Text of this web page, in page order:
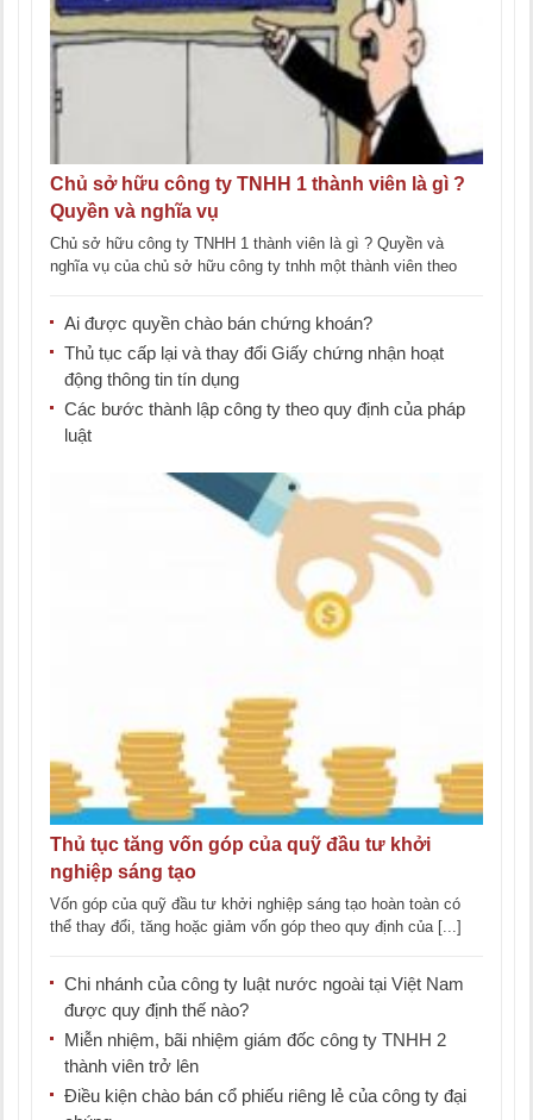
Chủ sở hữu công ty TNHH 1 thành viên là gì ?
Quyền và nghĩa vụ
Chủ sở hữu công ty TNHH 1 thành viên là gì ? Quyền và
nghĩa vụ của chủ sở hữu công ty tnhh một thành viên theo
Ai được quyền chào bán chứng khoán?
Thủ tục cấp lại và thay đổi Giấy chứng nhận hoạt
động thông tin tín dụng
Các bước thành lập công ty theo quy định của pháp
luật
Thủ tục tăng vốn góp của quỹ đầu tư khởi
nghiệp sáng tạo
Vốn góp của quỹ đầu tư khởi nghiệp sáng tạo hoàn toàn có
thể thay đổi, tăng hoặc giảm vốn góp theo quy định của [...]
Chi nhánh của công ty luật nước ngoài tại Việt Nam
được quy định thế nào?
Miễn nhiệm, bãi nhiệm giám đốc công ty TNHH 2
thành viên trở lên
Điều kiện chào bán cổ phiếu riêng lẻ của công ty đại